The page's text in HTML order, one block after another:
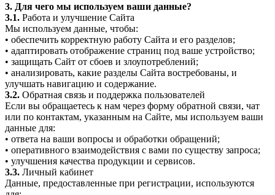
3. Для чего мы используем ваши данные?
3.1. Работа и улучшение Сайта
Мы используем данные, чтобы:
• обеспечить корректную работу Сайта и его разделов;
• адаптировать отображение страниц под ваше устройство;
• защищать Сайт от сбоев и злоупотреблений;
• анализировать, какие разделы Сайта востребованы, и
улучшать навигацию и содержание.
3.2. Обратная связь и поддержка пользователей
Если вы обращаетесь к нам через форму обратной связи, чат
или по контактам, указанным на Сайте, мы используем ваши
данные для:
• ответа на ваши вопросы и обработки обращений;
• оперативного взаимодействия с вами по существу запроса;
• улучшения качества продукции и сервисов.
3.3. Личный кабинет
Данные, предоставленные при регистрации, используются